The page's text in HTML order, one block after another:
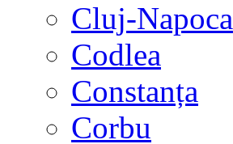
Cluj-Napoca
Codlea
Constanța
Corbu